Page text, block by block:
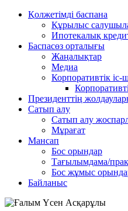
Қолжетімді баспана
Құрылыс
Ипотекалық
Баспасөз орталығы
Жаңалықтар
Медиа
Корпоративтік іс-
Президенттің
Сатып алу
Сатып алу
Мұрағат
Мансап
Бос орындар
Тағылымдама/
Бос жұмыс
Байланыс